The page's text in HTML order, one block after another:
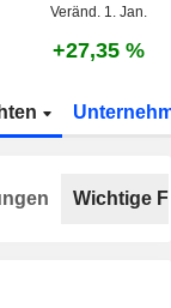
Veränd. 1. Jan.
+27,35 %
Wichtige